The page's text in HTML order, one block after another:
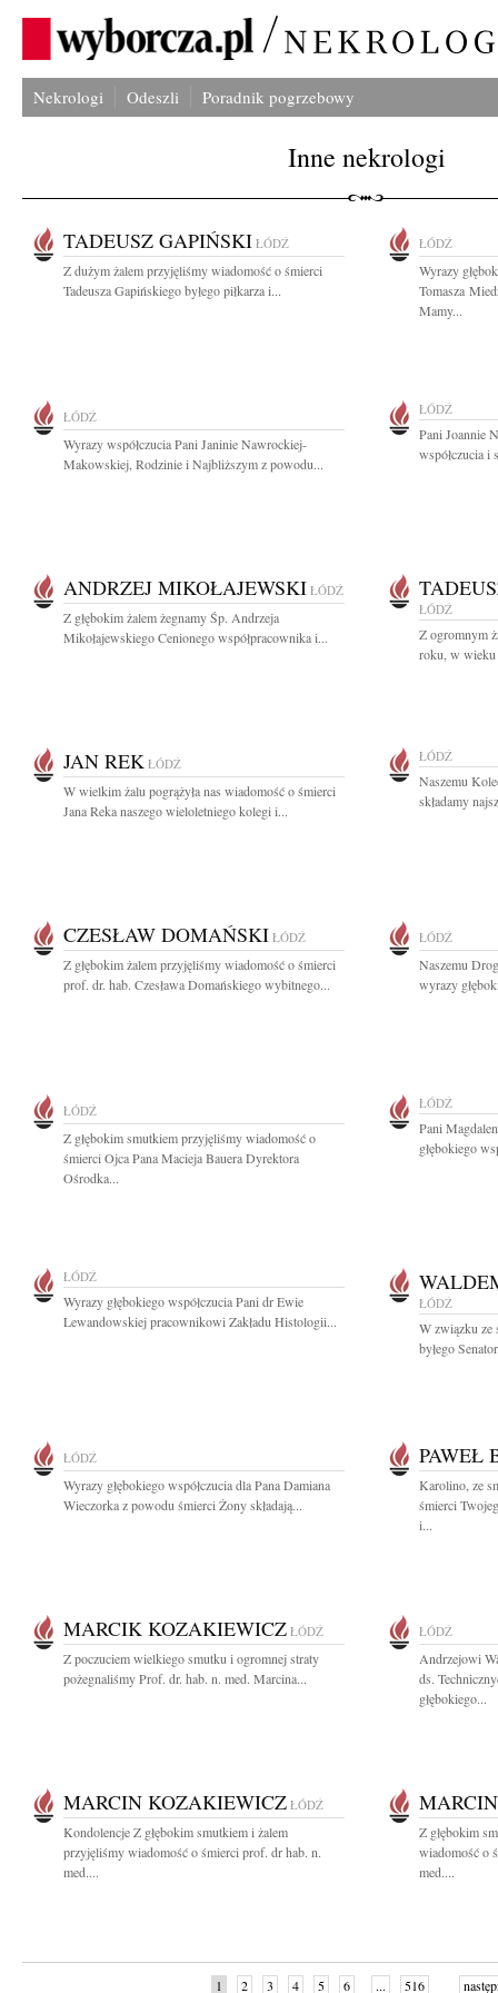
Nekrologi Odeszli Poradnik pogrzebowy
Inne nekrologi
TADEUSZ GAPIŃSKI ŁÓDŹ
Z dużym żalem przyjęliśmy wiadomość o śmierci
Tadeusza Gapińskiego byłego piłkarza i...
ŁÓDŹ
Wyrazy
Tomasza
Mamy...
ŁÓDŹ
Wyrazy współczucia Pani Janinie Nawrockiej-
Makowskiej, Rodzinie i Najbliższym z powodu...
ŁÓDŹ
Pani Joannie
współczucia i
ANDRZEJ MIKOŁAJEWSKI ŁÓDŹ
Z głębokim żalem żegnamy Śp. Andrzeja
Mikołajewskiego Cenionego współpracownika i...
ŁÓDŹ
Z ogromnym
roku, w wieku
JAN REK ŁÓDŹ
W wielkim żalu pogrążyła nas wiadomość o śmierci
Jana Reka naszego wieloletniego kolegi i...
ŁÓDŹ
Naszemu
składamy
CZESŁAW DOMAŃSKI ŁÓDŹ
Z głębokim żalem przyjęliśmy wiadomość o śmierci
prof. dr. hab. Czesława Domańskiego wybitnego...
ŁÓDŹ
Naszemu
wyrazy
ŁÓDŹ
Z głębokim smutkiem przyjęliśmy wiadomość o
śmierci Ojca Pana Macieja Bauera Dyrektora
Ośrodka...
ŁÓDŹ
Pani
głębokiego
ŁÓDŹ
Wyrazy głębokiego współczucia Pani dr Ewie
Lewandowskiej pracownikowi Zakładu Histologii...
ŁÓDŹ
W związku ze
byłego
ŁÓDŹ
Wyrazy głębokiego współczucia dla Pana Damiana
Wieczorka z powodu śmierci Żony składają...
PAWEŁ
Karolino, ze
śmierci
i...
MARCIK KOZAKIEWICZ ŁÓDŹ
Z poczuciem wielkiego smutku i ogromnej straty
pożegnaliśmy Prof. dr. hab. n. med. Marcina...
ŁÓDŹ
Andrzejowi
ds.
głębokiego...
MARCIN KOZAKIEWICZ ŁÓDŹ
Kondolencje Z głębokim smutkiem i żalem
przyjęliśmy wiadomość o śmierci prof. dr hab. n.
med....
Z głębokim
wiadomość o
med....
1 2 3 4 5 6 ... 516